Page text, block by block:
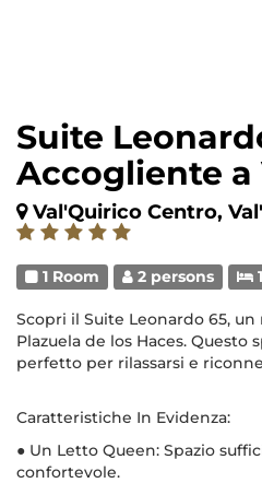
Suite
Accogliente a
Val'Quirico Centro,
1 Room 2 persons
Scopri il Suite Leonardo 65,
Plazuela de los Haces. Questo
perfetto per rilassarsi e
Caratteristiche In Evidenza:
● Un Letto Queen: Spazio
confortevole.